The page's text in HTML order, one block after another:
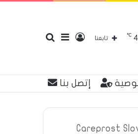
إضافة
عمود
تسجيل
الدخول
تابعنا
℃
إتصل بنا
Careprost